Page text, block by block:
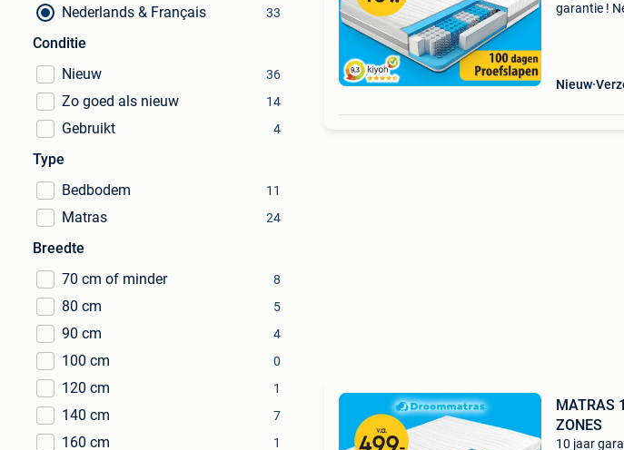
Nederlands & Français 33
Conditie
Nieuw
36
Zo goed als nieuw 14
Gebruikt 4
Type
Bedbodem
11
Matras 24
Breedte
70 cm of minder
8
80 cm 5
90 cm 4
100 cm 0
120 cm 1
140 cm 7
160 cm 1
garantie !
Nieuw
MATRAS 180 x 220 cm - MET 7 COMFORT
ZONES
10 jaar